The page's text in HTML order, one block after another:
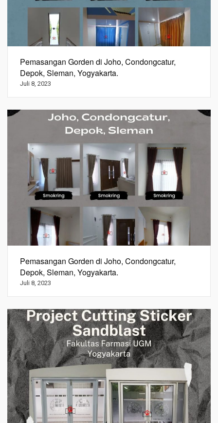
Pemasangan Gorden di Joho, Condongcatur,
Depok, Sleman, Yogyakarta.
Juli 8, 2023
Pemasangan Gorden di Joho, Condongcatur,
Depok, Sleman, Yogyakarta.
Juli 8, 2023